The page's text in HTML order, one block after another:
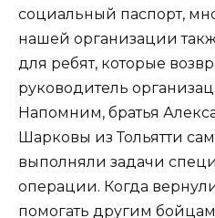
социальный паспорт,
нашей организации
для ребят, которые
руководитель
Напомним, братья
Шарковы из Тольятти
выполняли задачи
операции. Когда
помогать другим